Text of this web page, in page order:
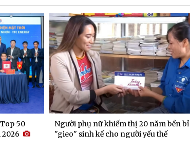
50
2026
Người phụ nữ khiếm thị 20 năm bền bỉ
"gieo" sinh kế cho người yếu thế